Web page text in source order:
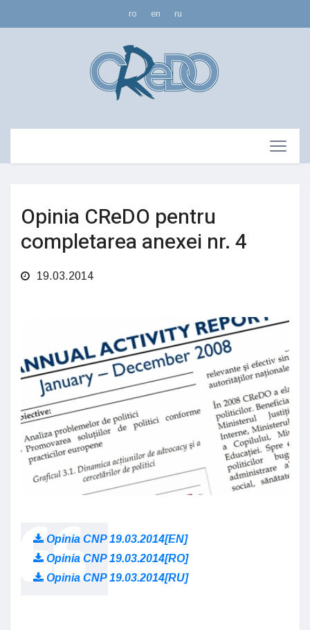
ro en ru
Opinia CReDO pentru
completarea anexei nr. 4
19.03.2014
Opinia CNP 19.03.2014[EN]
Opinia CNP 19.03.2014[RO]
Opinia CNP 19.03.2014[RU]